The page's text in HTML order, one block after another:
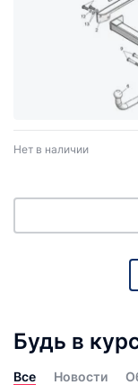
Нет в наличии
Будь в
Все Новости